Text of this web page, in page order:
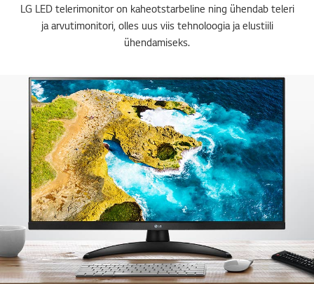
LG LED telerimonitor on kaheotstarbeline ning ühendab teleri
ja arvutimonitori, olles uus viis tehnoloogia ja elustiili
ühendamiseks.